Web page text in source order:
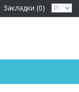
Закладки (0)